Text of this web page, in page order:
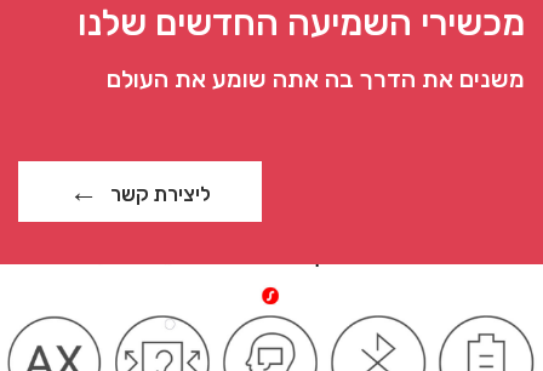
מכשירי השמיעה החדשים שלנו
משנים את הדרך בה אתה שומע את העולם
ליצירת קשר